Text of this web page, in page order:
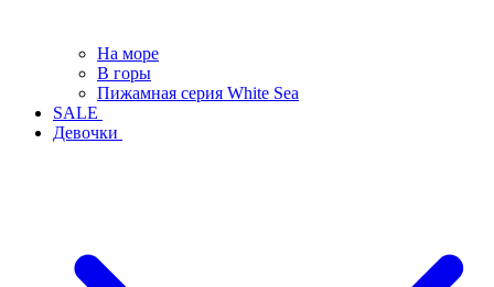
На море
В горы
Пижамная серия White Sea
SALE
Девочки